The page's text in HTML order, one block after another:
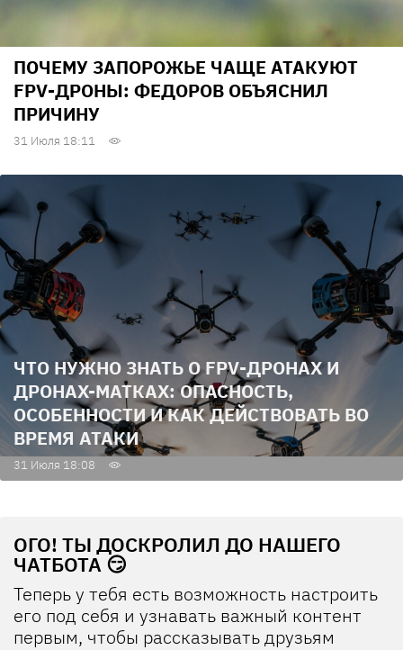
ПОЧЕМУ ЗАПОРОЖЬЕ ЧАЩЕ АТАКУЮТ
FPV-ДРОНЫ: ФЕДОРОВ ОБЪЯСНИЛ
ПРИЧИНУ
31 Июля 18:11
ЧТО НУЖНО ЗНАТЬ О FPV-ДРОНАХ И
ДРОНАХ-МАТКАХ: ОПАСНОСТЬ,
ОСОБЕННОСТИ И КАК ДЕЙСТВОВАТЬ ВО
ВРЕМЯ АТАКИ
31 Июля 18:08
ОГО! ТЫ ДОСКРОЛИЛ ДО НАШЕГО
ЧАТБОТА 😏
Теперь у тебя есть возможность настроить
его под себя и узнавать важный контент
первым, чтобы рассказывать друзьям